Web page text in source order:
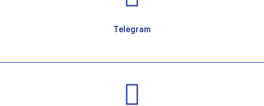
Telegram